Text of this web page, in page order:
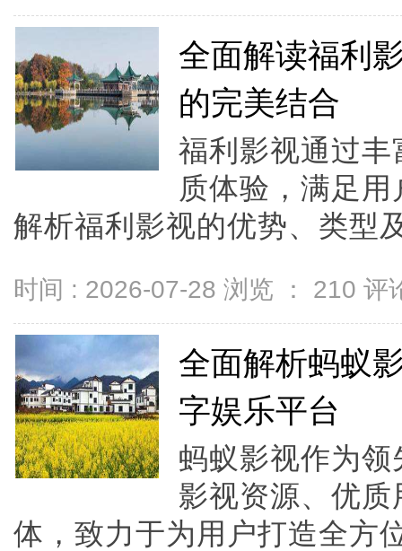
全面解读福利
的完美结合
福利影视通过
质体验，满足
解析福利影视的优势、类型
时间 : 2026-07-28 浏览 ： 210 评
全面解析蚂蚁
字娱乐平台
蚂蚁影视作为
影视资源、优
体，致力于为用户打造全方